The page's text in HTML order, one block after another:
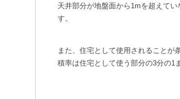
天井部分が地盤面から1mを超えて
す。
また、住宅として使用されることが
積率は住宅として使う部分の3分の1